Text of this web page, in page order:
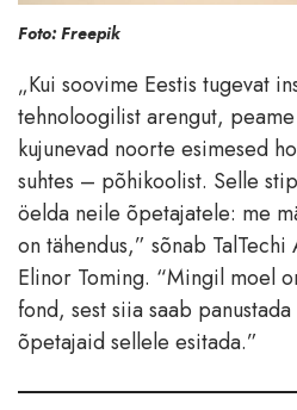
Foto: Freepik
„Kui soovime Eestis tugevat
tehnoloogilist arengut, peame
kujunevad noorte esimesed
suhtes – põhikoolist. Selle
öelda neile õpetajatele: me
on tähendus,” sõnab
Elinor Toming. “Mingil moel
fond, sest siia saab
õpetajaid sellele esitada.”